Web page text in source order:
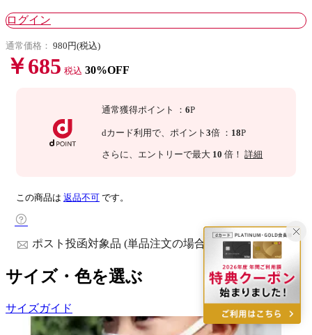
ログイン
通常価格： 980円(税込)
￥685 税込 30%OFF
通常獲得ポイント ：6P
dカード利用で、ポイント3倍 ： 18P
さらに、エントリーで最大 10 倍！詳細
この商品は 返品不可 です。
ポスト投函対象品 (単品注文の場合)
サイズ・色を選ぶ
サイズガイド